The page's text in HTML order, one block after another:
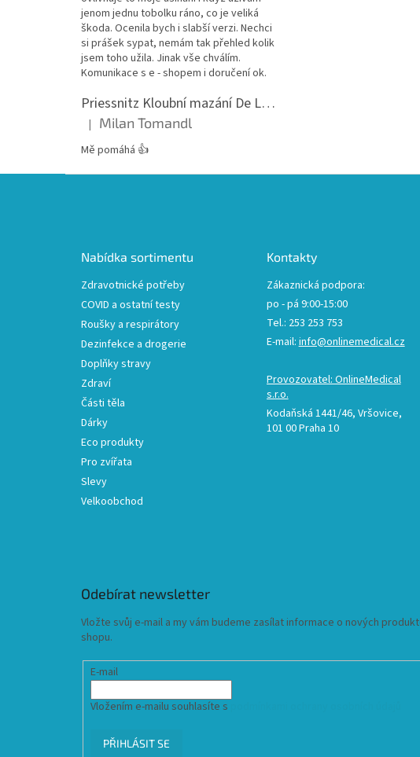
jenom jednu tobolku ráno, co je veliká
škoda. Ocenila bych i slabší verzi. Nechci
si prášek sypat, nemám tak přehled kolik
jsem toho užila. Jinak vše chválím.
Komunikace s e - shopem i doručení ok.
Priessnitz Kloubní mazání De Luxe, 200ml
Hodnocení produktu je 5 z 5 hvězdiček.
| Milan Tomandl
Mě pomáhá 👍
Nabídka sortimentu
Zdravotnické potřeby
COVID a ostatní testy
Roušky a respirátory
Dezinfekce a drogerie
Doplňky stravy
Zdraví
Části těla
Dárky
Eco produkty
Pro zvířata
Slevy
Velkoobchod
Kontakty
Zákaznická podpora:
po - pá 9:00-15:00
Tel.: 253 253 753
E-mail: info@onlinemedical.cz
Provozovatel: OnlineMedical
s.r.o.
Kodaňská 1441/46, Vršovice,
101 00 Praha 10
Odebírat newsletter
Vložte svůj e-mail a my vám budeme zasílat informace o nových
shopu.
E-mail
Vložením e-mailu souhlasíte s
PŘIHLÁSIT SE